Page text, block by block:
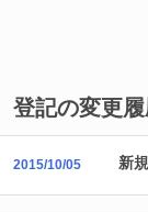
登記の変更
2015/10/05 新